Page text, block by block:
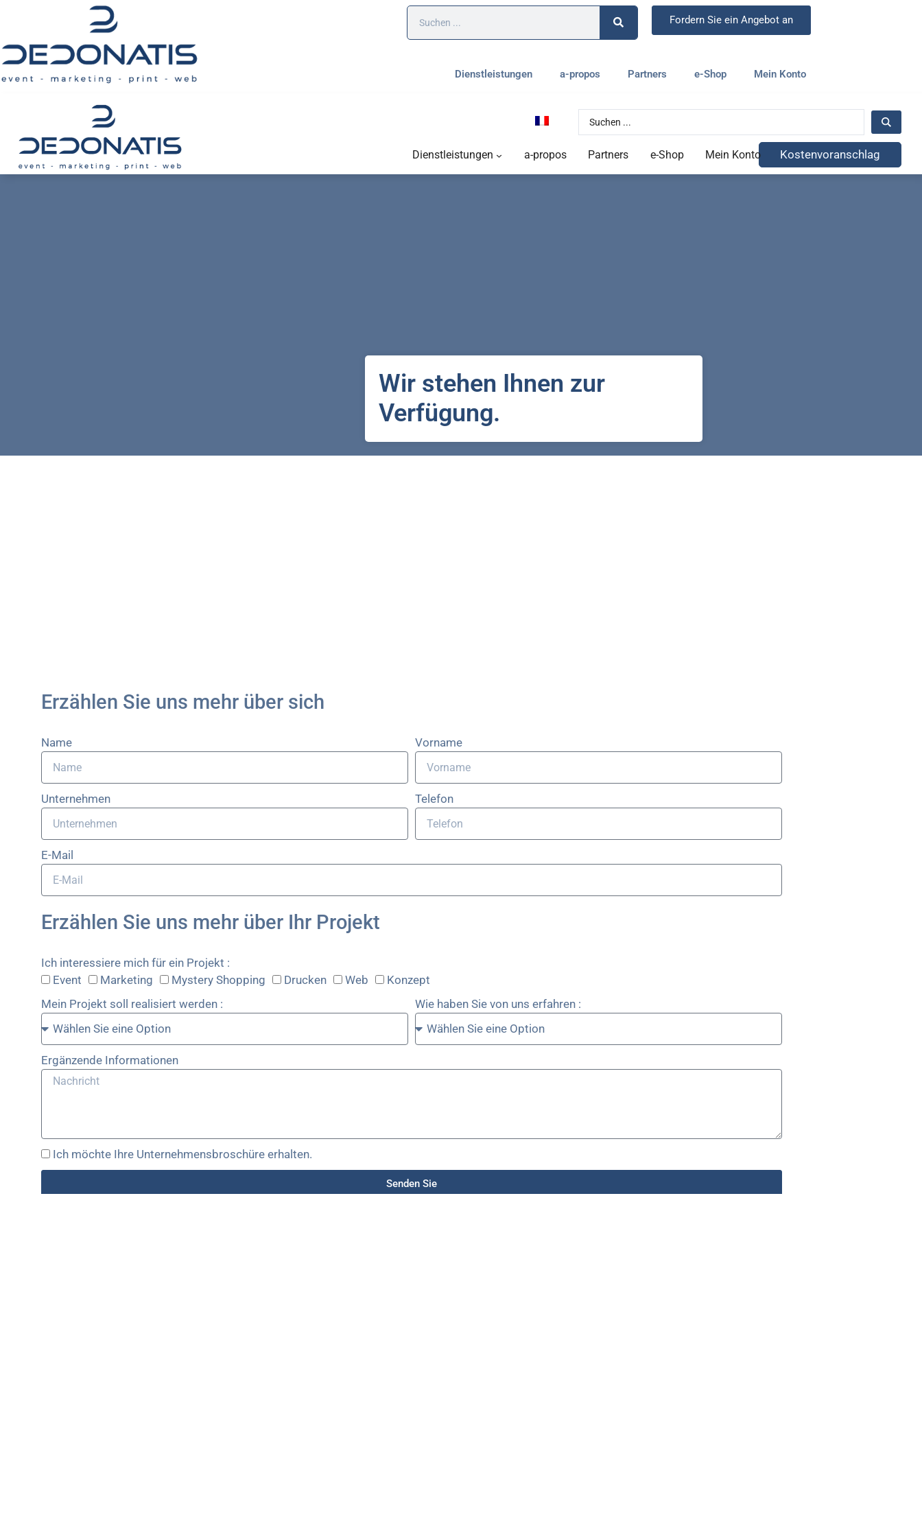
Fordern Sie ein Angebot an
Dienstleistungen a-propos Partners e-Shop Mein Konto
Dienstleistungen a-propos Partners e-Shop Mein Konto Kostenvoranschlag
Wir stehen Ihnen zur
Verfügung.
Erzählen Sie uns mehr über sich
Name Vorname
Unternehmen Telefon
E-Mail
Erzählen Sie uns mehr über Ihr Projekt
Ich interessiere mich für ein Projekt :
Event
Marketing Mystery Shopping Drucken Web
Konzept
Mein Projekt soll realisiert werden :
Wie haben Sie von uns erfahren :
Ergänzende Informationen
Ich möchte Ihre Unternehmensbroschüre erhalten.
Senden Sie